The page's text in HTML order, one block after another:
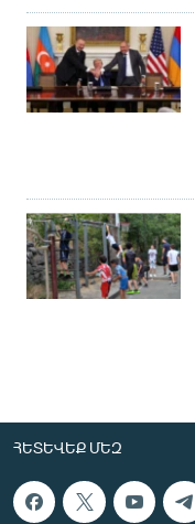
ՀԵՏԵՎԵՔ ՄԵԶ